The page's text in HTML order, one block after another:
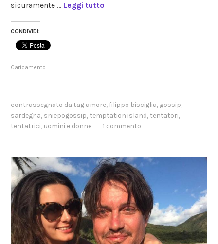
sicuramente … Leggi tutto
CONDIVIDI:
Caricamento...
contrassegnato da tag amore, filippo bisciglia, gossip,
sardegna, sniepogossip, temptation island, tentatori,
tentatrici, uomini e donne 1 commento